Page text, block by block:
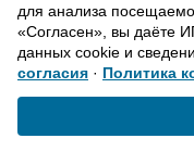
для анализа
«Согласен», вы даёте
данных cookie и
согласия · Политика